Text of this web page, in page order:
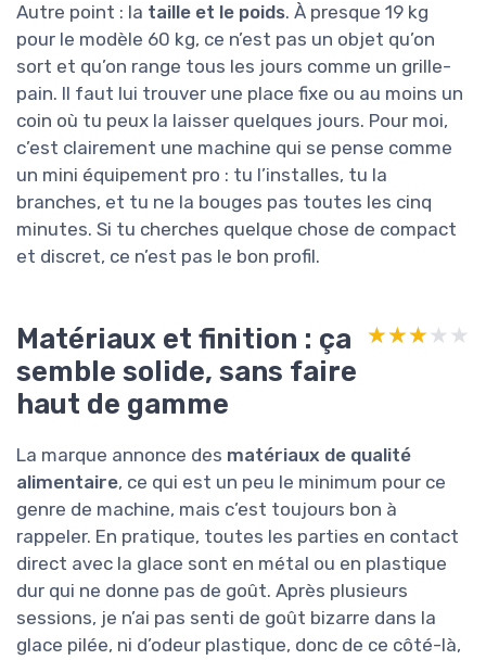
Autre point : la taille et le poids. À presque 19 kg
pour le modèle 60 kg, ce n’est pas un objet qu’on
sort et qu’on range tous les jours comme un grille-
pain. Il faut lui trouver une place fixe ou au moins un
coin où tu peux la laisser quelques jours. Pour moi,
c’est clairement une machine qui se pense comme
un mini équipement pro : tu l’installes, tu la
branches, et tu ne la bouges pas toutes les cinq
minutes. Si tu cherches quelque chose de compact
et discret, ce n’est pas le bon profil.
Matériaux et finition : ça
semble solide, sans faire
haut de gamme
★★★★★
★★★★★
La marque annonce des matériaux de qualité
alimentaire, ce qui est un peu le minimum pour ce
genre de machine, mais c’est toujours bon à
rappeler. En pratique, toutes les parties en contact
direct avec la glace sont en métal ou en plastique
dur qui ne donne pas de goût. Après plusieurs
sessions, je n’ai pas senti de goût bizarre dans la
glace pilée, ni d’odeur plastique, donc de ce côté-là,